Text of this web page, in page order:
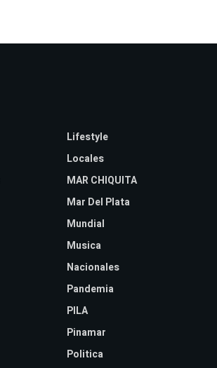
Lifestyle
Locales
MAR CHIQUITA
Mar Del Plata
Mundial
Musica
Nacionales
Pandemia
PILA
Pinamar
Politica